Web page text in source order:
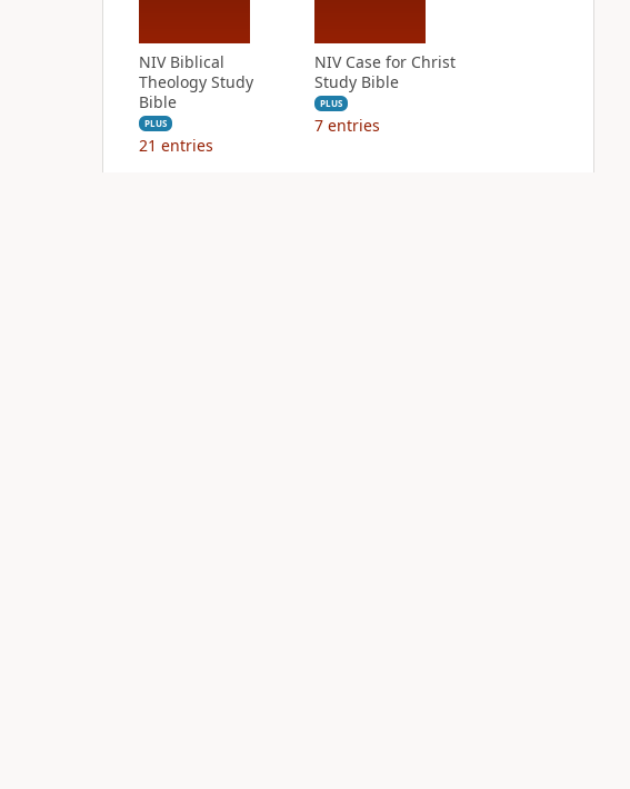
NIV Biblical
Theology Study
Bible
PLUS
21 entries
NIV Case for Christ
Study Bible
PLUS
7 entries